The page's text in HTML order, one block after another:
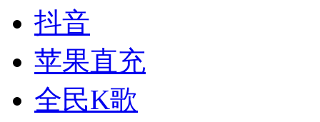
抖音
苹果直充
全民K歌